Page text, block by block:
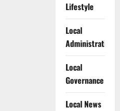
Lifestyle
Local
Administration
Local
Governance
Local News